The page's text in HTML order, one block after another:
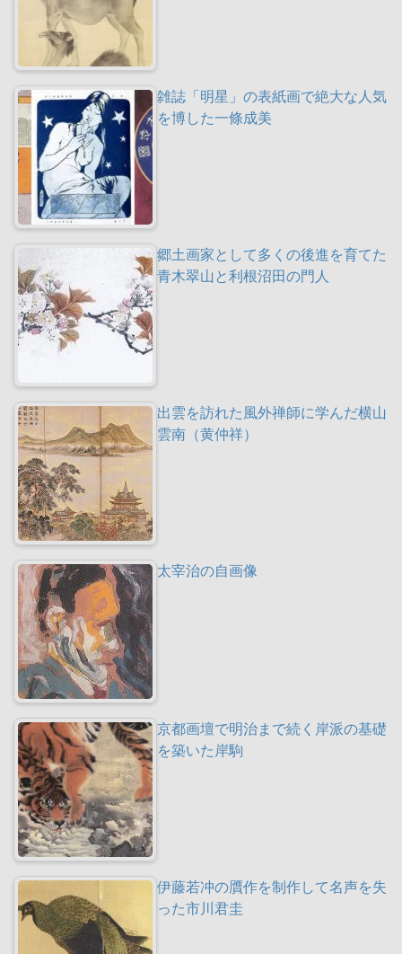
雑誌「明星」の表紙画で絶大な人気
を博した一條成美
郷土画家として多くの後進を育てた
青木翠山と利根沼田の門人
出雲を訪れた風外禅師に学んだ横山
雲南（黄仲祥）
太宰治の自画像
京都画壇で明治まで続く岸派の基礎
を築いた岸駒
伊藤若冲の贋作を制作して名声を失
った市川君圭